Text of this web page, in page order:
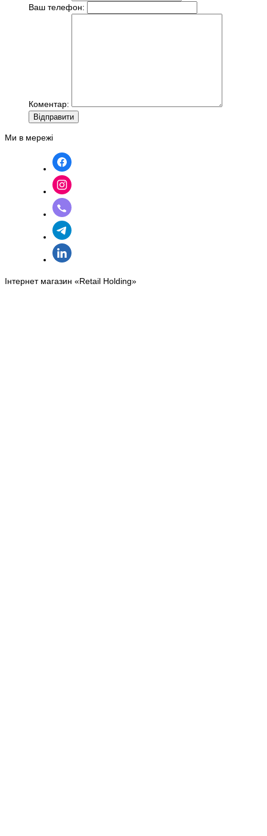
Ваш телефон:
Коментар:
Вiдправити
Ми в мережі
Інтернет магазин «Retail Holding»